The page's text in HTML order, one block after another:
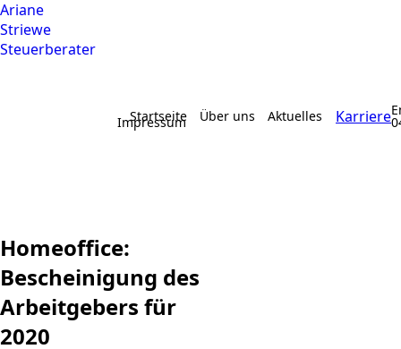
Ariane
Striewe
Steuerberater
Startseite Über uns Aktuelles Karriere
Impressum
Homeoffice:
Bescheinigung des
Arbeitgebers für
2020